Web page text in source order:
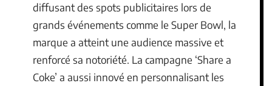
diffusant des spots publicitaires lors de
grands événements comme le Super Bowl, la
marque a atteint une audience massive et
renforcé sa notoriété. La campagne ‘Share a
Coke’ a aussi innové en personnalisant les